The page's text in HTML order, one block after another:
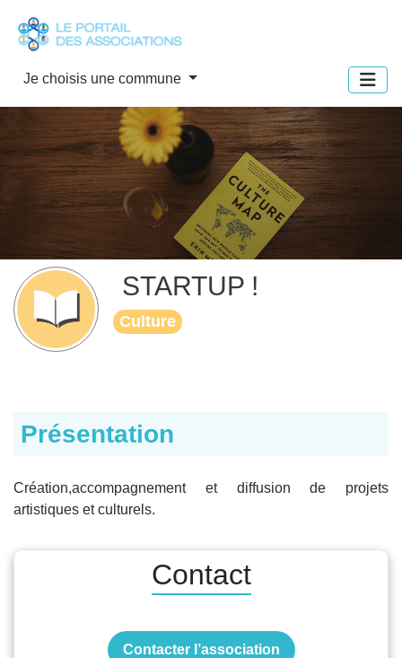
Je choisis une commune
STARTUP !
Culture
Présentation
Création,accompagnement et diffusion de projets
artistiques et culturels.
Contact
Contacter l’association